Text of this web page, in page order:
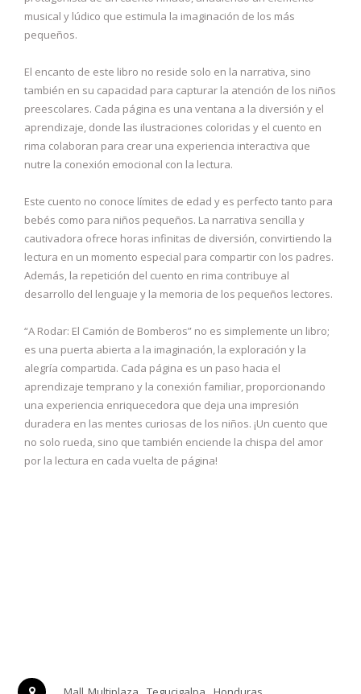
musical y lúdico que estimula la imaginación de los más
pequeños.
El encanto de este libro no reside solo en la narrativa, sino
también en su capacidad para capturar la atención de los niños
preescolares. Cada página es una ventana a la diversión y el
aprendizaje, donde las ilustraciones coloridas y el cuento en
rima colaboran para crear una experiencia interactiva que
nutre la conexión emocional con la lectura.
Este cuento no conoce límites de edad y es perfecto tanto para
bebés como para niños pequeños. La narrativa sencilla y
cautivadora ofrece horas infinitas de diversión, convirtiendo la
lectura en un momento especial para compartir con los padres.
Además, la repetición del cuento en rima contribuye al
desarrollo del lenguaje y la memoria de los pequeños lectores.
“A Rodar: El Camión de Bomberos” no es simplemente un libro;
es una puerta abierta a la imaginación, la exploración y la
alegría compartida. Cada página es un paso hacia el
aprendizaje temprano y la conexión familiar, proporcionando
una experiencia enriquecedora que deja una impresión
duradera en las mentes curiosas de los niños. ¡Un cuento que
no solo rueda, sino que también enciende la chispa del amor
por la lectura en cada vuelta de página!